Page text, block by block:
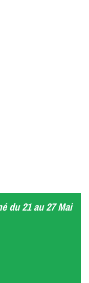
du 21 au 27 Mai